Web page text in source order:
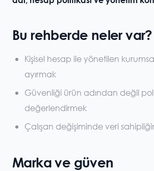
Bu rehberde neler var?
Kişisel hesap ile yönetilen
ayırmak
Güvenliği ürün adından değil
değerlendirmek
Çalışan değişiminde veri
Marka ve güven